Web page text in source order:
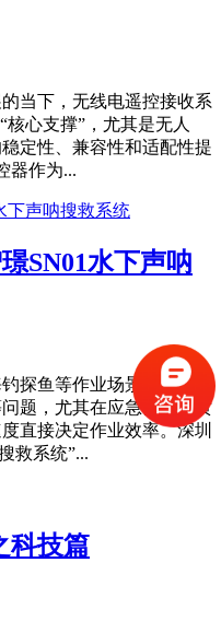
当下，无线电遥控接收系
核心支撑”，尤其是无人
定性、兼容性和适配性提
器作为...
SN01水下声呐
探鱼等作业场景，常面临
题，尤其在应急救援的黄
直接决定作业效率。深圳
救系统”...
科技篇